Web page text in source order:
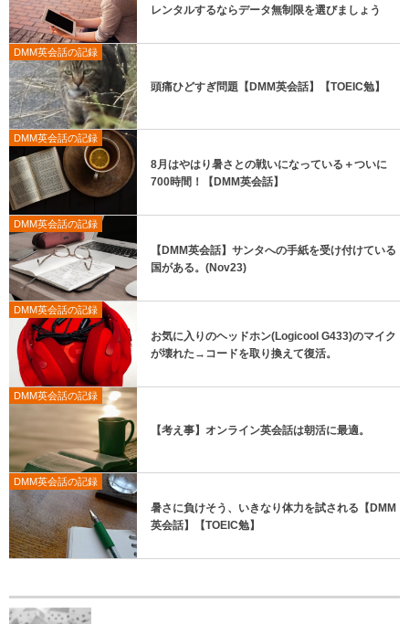
レンタルするならデータ無制限を選びましょう
DMM英会話の記録
頭痛ひどすぎ問題【DMM英会話】【TOEIC勉】
DMM英会話の記録
8月はやはり暑さとの戦いになっている＋ついに
700時間！【DMM英会話】
DMM英会話の記録
【DMM英会話】サンタへの手紙を受け付けている
国がある。(Nov23)
DMM英会話の記録
お気に入りのヘッドホン(Logicool G433)のマイク
が壊れた→コードを取り換えて復活。
DMM英会話の記録
【考え事】オンライン英会話は朝活に最適。
DMM英会話の記録
暑さに負けそう、いきなり体力を試される【DMM
英会話】【TOEIC勉】